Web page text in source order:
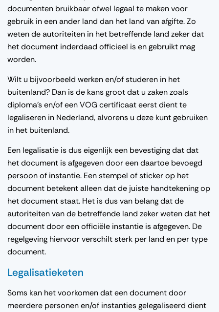
documenten bruikbaar ofwel legaal te maken voor
gebruik in een ander land dan het land van afgifte. Zo
weten de autoriteiten in het betreffende land zeker dat
het document inderdaad officieel is en gebruikt mag
worden.
Wilt u bijvoorbeeld werken en/of studeren in het
buitenland? Dan is de kans groot dat u zaken zoals
diploma’s en/of een VOG certificaat eerst dient te
legaliseren in Nederland, alvorens u deze kunt gebruiken
in het buitenland.
Een legalisatie is dus eigenlijk een bevestiging dat dat
het document is afgegeven door een daartoe bevoegd
persoon of instantie. Een stempel of sticker op het
document betekent alleen dat de juiste handtekening op
het document staat. Het is dus van belang dat de
autoriteiten van de betreffende land zeker weten dat het
document door een officiële instantie is afgegeven. De
regelgeving hiervoor verschilt sterk per land en per type
document.
Legalisatieketen
Soms kan het voorkomen dat een document door
meerdere personen en/of instanties gelegaliseerd dient